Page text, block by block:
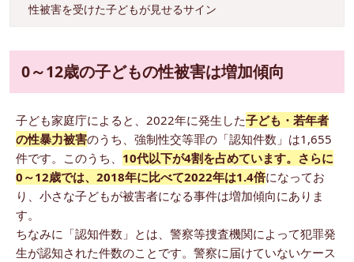
性被害を受けた子どもが見せるサイン
0～12歳の子どもの性被害は増加傾向
子ども家庭庁によると、2022年に発生した子ども・若年者
の性暴力被害のうち、強制性交等罪の「認知件数」は1,655
件です。このうち、 10代以下が4割を占めています。さらに
0～12歳では、2018年に比べて2022年は1.4倍になってお
り、小さな子どもが被害者になる事件は増加傾向にありま
す。
ちなみに「認知件数」とは、警察等捜査機関によって犯罪発
生が認知された件数のことです。警察に届けていないケース